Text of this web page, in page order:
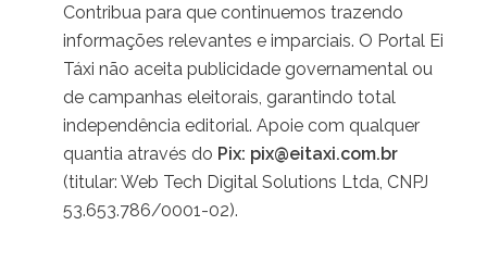
Contribua para que continuemos trazendo
informações relevantes e imparciais. O Portal Ei
Táxi não aceita publicidade governamental ou
de campanhas eleitorais, garantindo total
independência editorial. Apoie com qualquer
quantia através do Pix: pix@eitaxi.com.br
(titular: Web Tech Digital Solutions Ltda, CNPJ
53.653.786/0001-02).